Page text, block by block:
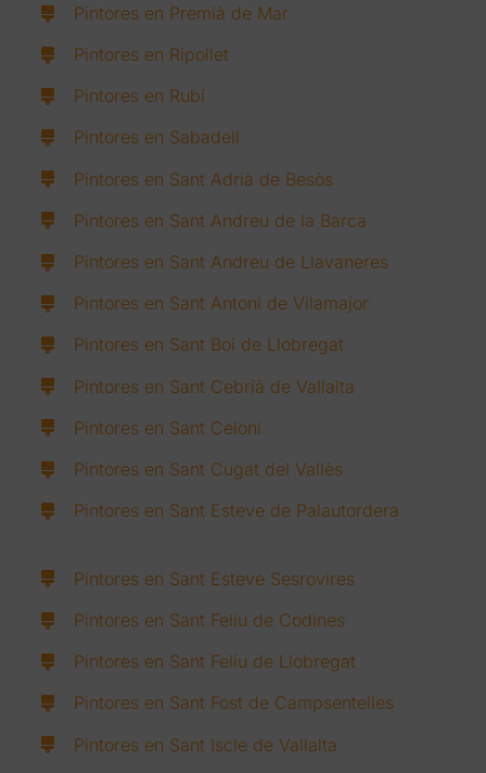
Pintores en Premià de Mar
Pintores en Ripollet
Pintores en Rubí
Pintores en Sabadell
Pintores en Sant Adrià de Besòs
Pintores en Sant Andreu de la Barca
Pintores en Sant Andreu de Llavaneres
Pintores en Sant Antoni de Vilamajor
Pintores en Sant Boi de Llobregat
Pintores en Sant Cebrià de Vallalta
Pintores en Sant Celoni
Pintores en Sant Cugat del Vallès
Pintores en Sant Esteve de Palautordera
Pintores en Sant Esteve Sesrovires
Pintores en Sant Feliu de Codines
Pintores en Sant Feliu de Llobregat
Pintores en Sant Fost de Campsentelles
Pintores en Sant Iscle de Vallalta